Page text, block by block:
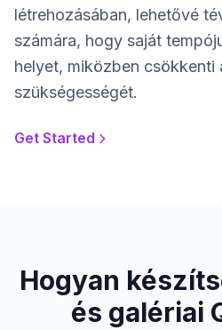
létrehozásában, lehetővé
számára, hogy saját
helyet, miközben
szükségességét.
Get Started
Hogyan
és galériai